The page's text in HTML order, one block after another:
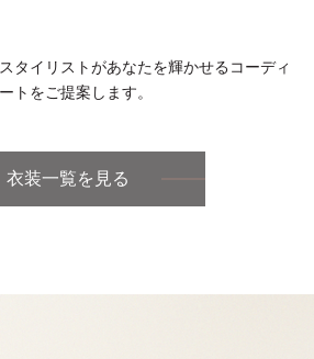
タイリストがあなたを輝かせるコーディ
トをご提案します。
衣装一覧を見る